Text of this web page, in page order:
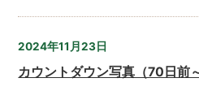
2024年11月23日
カウントダウン写真（70日前